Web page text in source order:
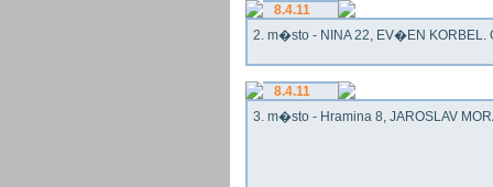
8.4.11
2. m�sto - NINA 22, EV�EN KORBEL.
8.4.11
3. m�sto - Hramina 8, JAROSLAV